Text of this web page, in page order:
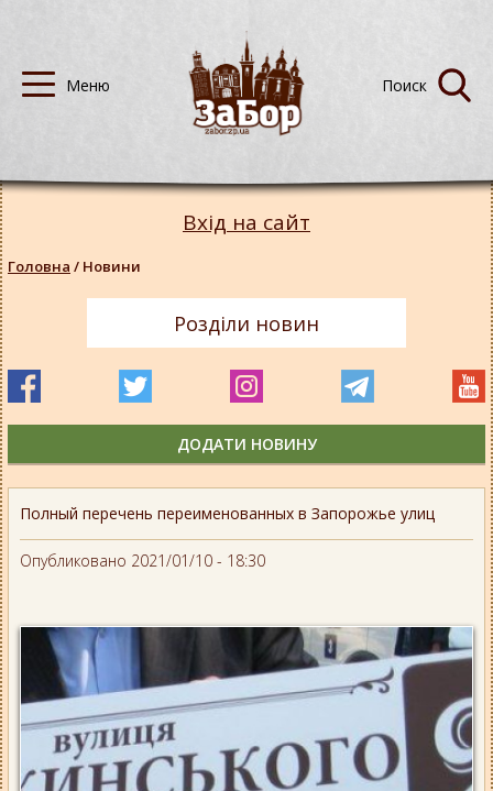
Полный перечень переименованных в Запорожье улиц
Опубликовано 2021/01/10 - 18:30
Вхід на сайт
Головна / Новини
Розділи новин
ДОДАТИ НОВИНУ